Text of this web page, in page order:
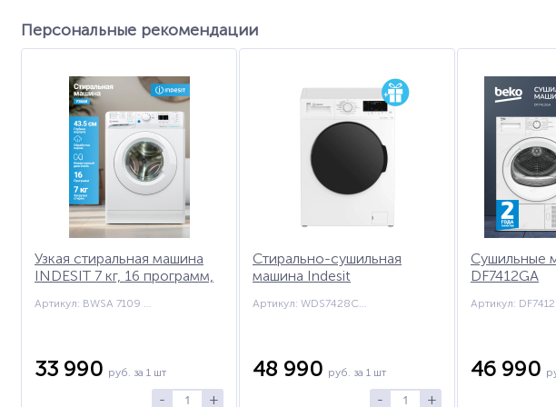
Персональные рекомендации
Узкая стиральная машина
INDESIT 7 кг, 16 программ,
паром, экспресс стирка 30
Артикул: BWSA 7109 WWV RU
33 990 руб. за 1 шт
- +
Стирально-сушильная
машина Indesit
Артикул: WDS7428C7SVW
48 990 руб. за 1 шт
- +
Сушильные
DF7412GA
Артикул:
46 990